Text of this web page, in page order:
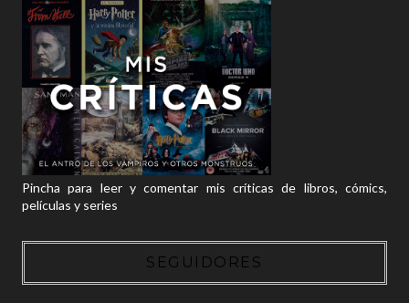
Pincha para leer y comentar mis críticas de libros, cómics,
películas y series
SEGUIDORES